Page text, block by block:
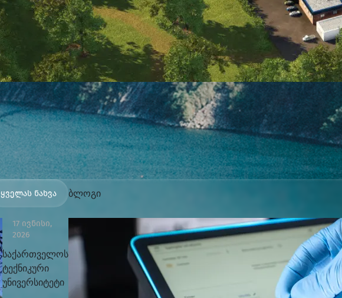
ყველას ნახვა
17 ივნისი,
2026
საქართველოს
ტექნიკური
უნივერსიტეტი
ბლოგი